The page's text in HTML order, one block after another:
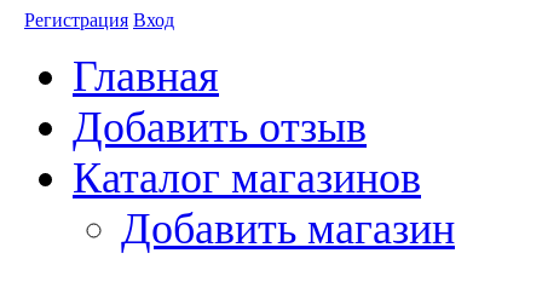
Регистрация Вход
Главная
Добавить отзыв
Каталог магазинов
Добавить магазин